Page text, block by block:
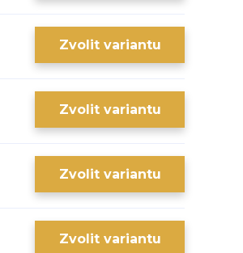
Zvolit variantu
Zvolit variantu
Zvolit variantu
Zvolit variantu